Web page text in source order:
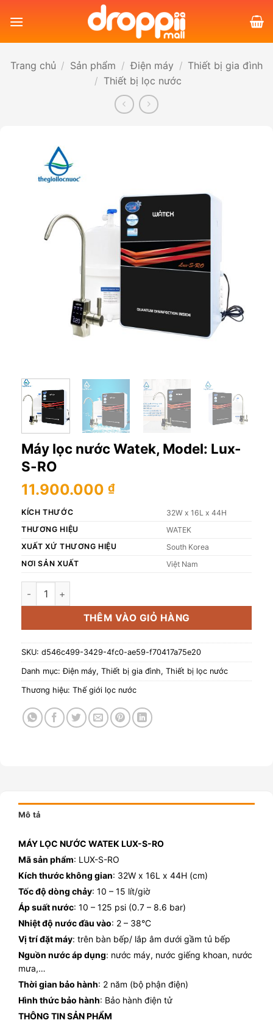
qua
Trang chủ / Sản phẩm / Điện máy / Thiết bị gia đình
/ Thiết bị lọc nước
Máy lọc nước Watek, Model: Lux-
S-RO
11.900.000 ₫
KÍCH THƯỚC
32W x 16L x 44H
THƯƠNG HIỆU
WATEK
XUẤT XỨ THƯƠNG HIỆU
South Korea
NƠI SẢN XUẤT
Việt Nam
Máy lọc nước Watek, Model: Lux-S-RO số lượng
THÊM VÀO GIỎ HÀNG
SKU: d546c499-3429-4fc0-ae59-f70417a75e20
Danh mục:Điện máy, Thiết bị gia đình, Thiết bị lọc nước
Thương hiệu: Thế giới lọc nước
Mô tả
MÁY LỌC NƯỚC WATEK LUX-S-RO
Mã sản phẩm: LUX-S-RO
Kích thước không gian: 32W x 16L x 44H (cm)
Tốc độ dòng chảy: 10 – 15 lít/giờ
Áp suất nước: 10 – 125 psi (0.7 – 8.6 bar)
Nhiệt độ nước đầu vào: 2 – 38°C
Vị trí đặt máy: trên bàn bếp/ lắp âm dưới gầm tủ bếp
Nguồn nước áp dụng: nước máy, nước giếng khoan, nước
mưa,…
Thời gian bảo hành: 2 năm (bộ phận điện)
Hình thức bảo hành: Bảo hành điện tử
THÔNG TIN SẢN PHẨM